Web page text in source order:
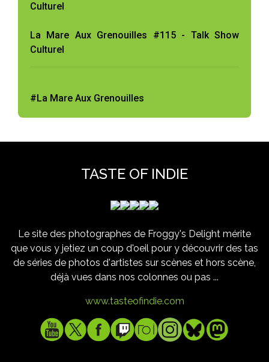
Culturel
La Mare Aux Grenouilles #115 - Talk Show
Culturel
#La Mare Aux Grenouilles
TASTE OF INDIE
Le site des photographes de Froggy's Delight mérite
que vous y jetiez un coup d'oeil pour y découvrir des tas
de séries de photos d'artistes sur scènes et hors scène,
déjà vues dans nos colonnes ou pas ...
www.tasteofindie.com